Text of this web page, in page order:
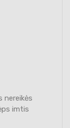
nereikės
imtis